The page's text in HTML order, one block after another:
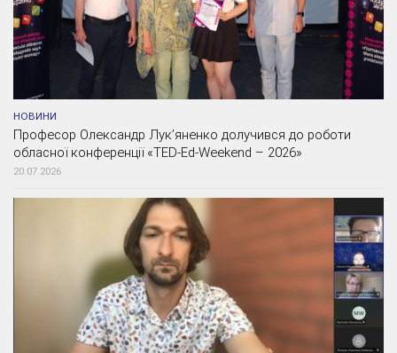
НОВИНИ
Професор Олександр Лук’яненко долучився до роботи
обласної конференції «TED-Ed-Weekend – 2026»
20.07.2026